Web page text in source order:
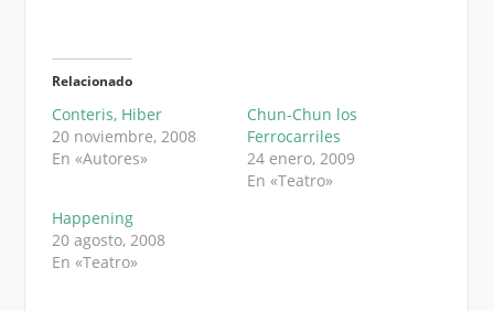
Relacionado
Conteris, Hiber
20 noviembre, 2008
En «Autores»
Chun-Chun los
Ferrocarriles
24 enero, 2009
En «Teatro»
Happening
20 agosto, 2008
En «Teatro»